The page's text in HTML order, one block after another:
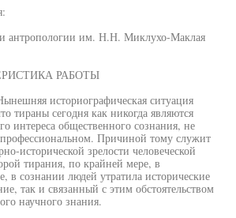
антропологии им. Н.Н. Миклухо-Маклая
РАБОТЫ
историографическая ситуация
тираны сегодня как никогда являются
интереса общественного сознания, не
Причиной тому служит
исторической зрелости человеческой
тирания, по крайней мере, в
в сознании людей утратила исторические
так и связанный с этим обстоятельством
научного знания.